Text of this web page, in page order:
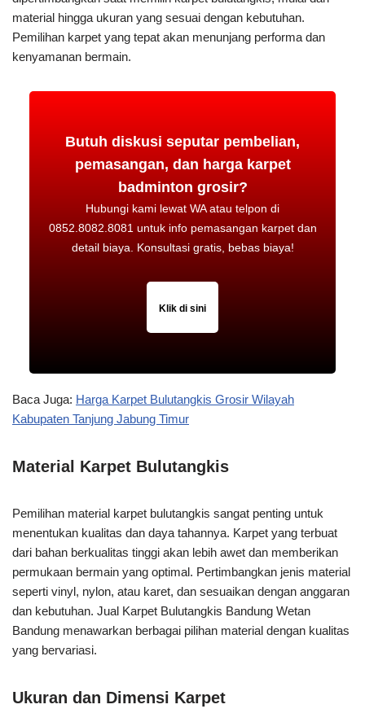
material hingga ukuran yang sesuai dengan kebutuhan.
Pemilihan karpet yang tepat akan menunjang performa dan
kenyamanan bermain.
Butuh diskusi seputar pembelian,
pemasangan, dan harga karpet
badminton grosir?
Hubungi kami lewat WA atau telpon di
0852.8082.8081 untuk info pemasangan karpet dan
detail biaya. Konsultasi gratis, bebas biaya!
Klik di sini
Baca Juga: Harga Karpet Bulutangkis Grosir Wilayah
Kabupaten Tanjung Jabung Timur
Material Karpet Bulutangkis
Pemilihan material karpet bulutangkis sangat penting untuk
menentukan kualitas dan daya tahannya. Karpet yang terbuat
dari bahan berkualitas tinggi akan lebih awet dan memberikan
permukaan bermain yang optimal. Pertimbangkan jenis material
seperti vinyl, nylon, atau karet, dan sesuaikan dengan anggaran
dan kebutuhan. Jual Karpet Bulutangkis Bandung Wetan
Bandung menawarkan berbagai pilihan material dengan kualitas
yang bervariasi.
Ukuran dan Dimensi Karpet